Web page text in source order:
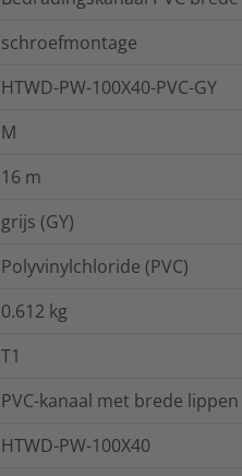
schroefmontage
HTWD-PW-100X40-PVC-GY
M
16 m
grijs (GY)
Polyvinylchloride (PVC)
0.612 kg
T1
PVC-kanaal met brede
HTWD-PW-100X40